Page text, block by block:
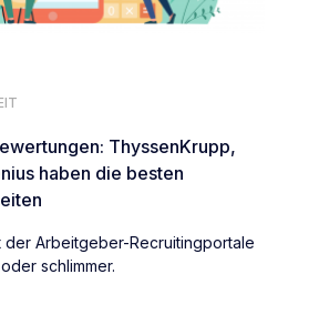
ThyssenKrupp,
haben die besten
der Arbeitgeber-Recruitingportale
schlimmer.